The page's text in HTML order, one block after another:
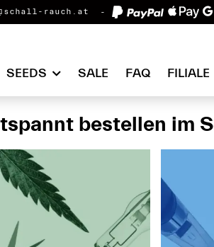
rauch.at
SEEDS SALE FAQ FILIALE
bestellen im